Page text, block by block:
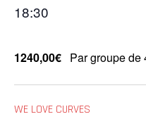
18:30
1240,00€ Par groupe de
WE LOVE CURVES